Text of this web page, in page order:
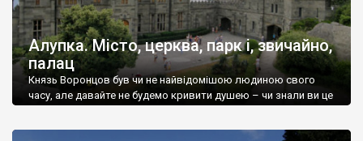
Алупка. Місто, церква, парк і, звичайно,
палац
Князь Воронцов був чи не найвідомішою людиною свого
часу, але давайте не будемо кривити душею – чи знали ви це